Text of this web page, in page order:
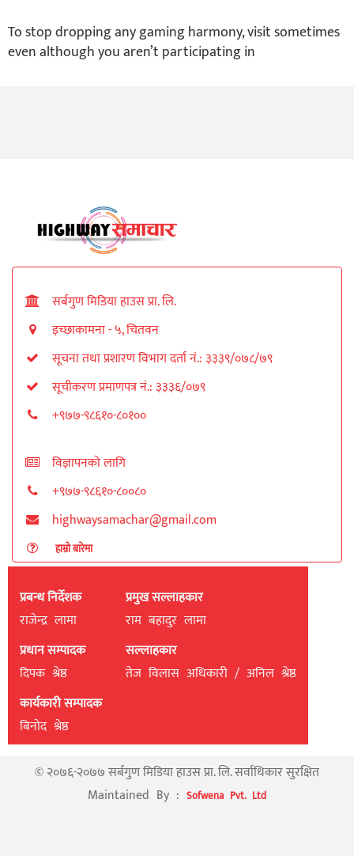
To stop dropping any gaming harmony, visit sometimes
even although you aren’t participating in
सर्बगुण मिडिया हाउस प्रा. लि.
इच्छाकामना - ५, चितवन
सूचना तथा प्रशारण विभाग दर्ता नं.: ३३३९/०७८/७९
सूचीकरण प्रमाणपत्र नं.: ३३३६/०७९
+९७७-९८६१०-८०१००
विज्ञापनको लागि
+९७७-९८६१०-८००८०
highwaysamachar@gmail.com
हाम्रो बारेमा
प्रबन्ध निर्देशक
राजेन्द्र लामा
प्रधान सम्पादक
दिपक श्रेष्ठ
कार्यकारी सम्पादक
बिनाेद श्रेष्ठ
प्रमुख सल्लाहकार
राम बहादुर लामा
सल्लाहकार
तेज विलास अधिकारी / अनिल श्रेष्ठ
© २०७६-२०७७ सर्बगुण मिडिया हाउस प्रा. लि. सर्वाधिकार सुरक्षित
Maintained By : Sofwena Pvt. Ltd